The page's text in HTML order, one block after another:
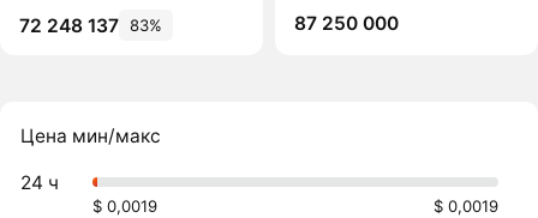
72 248 137 83%
87 250 000
Цена мин/макс
24 ч
$ 0,0019 $ 0,0019